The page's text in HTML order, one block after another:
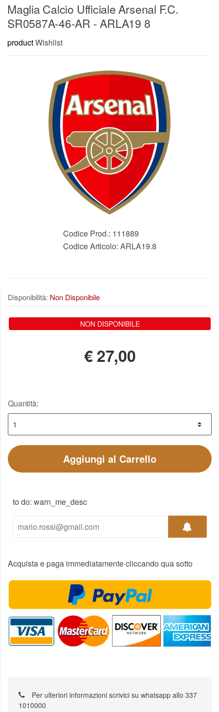
Maglia Calcio Ufficiale Arsenal F.C.
SR0587A-46-AR - ARLA19 8
productWishlist
Codice Prod.: 111889
Codice Articolo: ARLA19.8
Disponibilità: Non Disponibile
NON DISPONIBILE
€27,00
Quantità:
Aggiungi al Carrello
to do: warn_me_desc
Acquista e paga immediatamente cliccando qua sotto
Per ulteriori informazioni scrivici su whatsapp allo 337
1010000